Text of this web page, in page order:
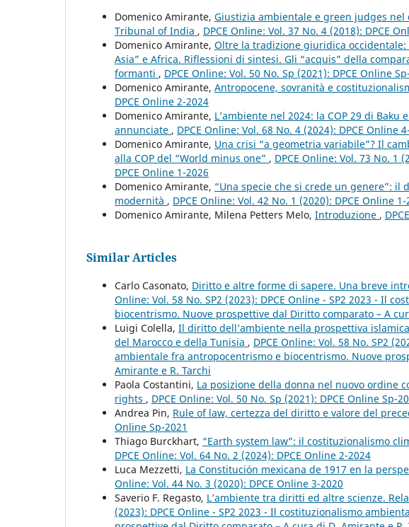
Domenico Amirante, Giustizia ambientale e green judges
Tribunal of India , DPCE Online: Vol. 37 No. 4 (2018): DPCE
Domenico Amirante, Oltre la tradizione giuridica
Asia” e Africa. Riflessioni di sintesi. Gli “acquis” della
formanti , DPCE Online: Vol. 50 No. Sp (2021): DPCE Online
Domenico Amirante, Antropocene, sovranità e
DPCE Online 2-2024
Domenico Amirante, L’ambiente nel 2024: la COP 29 di
annunciate , DPCE Online: Vol. 68 No. 4 (2024): DPCE Online
Domenico Amirante, Una crisi “a geometria variabile”? Il
alla COP del “World minus one” , DPCE Online: Vol. 73 No. 1
DPCE Online 1-2026
Domenico Amirante, “Una specie che si crede un genere”:
modernità , DPCE Online: Vol. 42 No. 1 (2020): DPCE Online 1-
Domenico Amirante, Milena Petters Melo, Introduzione ,
Similar Articles
Carlo Casonato, Diritto e altre forme di sapere. Una breve
Online: Vol. 58 No. SP2 (2023): DPCE Online - SP2 2023 - Il
biocentrismo. Nuove prospettive dal Diritto comparato – A
Luigi Colella, Il diritto dell’ambiente nella prospettiva
del Marocco e della Tunisia , DPCE Online: Vol. 58 No. SP2
ambientale fra antropocentrismo e biocentrismo. Nuove
Amirante e R. Tarchi
Paola Costantini, La posizione della donna nel nuovo ordine
rights , DPCE Online: Vol. 50 No. Sp (2021): DPCE Online Sp-
Andrea Pin, Rule of law, certezza del diritto e valore del
Online Sp-2021
Thiago Burckhart, “Earth system law”: il costituzionalismo
DPCE Online: Vol. 64 No. 2 (2024): DPCE Online 2-2024
Luca Mezzetti, La Constitución mexicana de 1917 en la
Online: Vol. 44 No. 3 (2020): DPCE Online 3-2020
Saverio F. Regasto, L’ambiente tra diritti ed altre scienze.
(2023): DPCE Online - SP2 2023 - Il costituzionalismo